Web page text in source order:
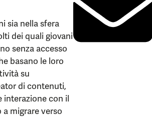
sia nella sfera
dei quali giovani
senza accesso
basano le loro
su
di contenuti,
con il
migrare verso